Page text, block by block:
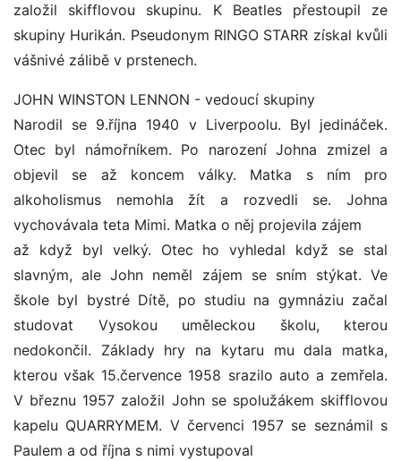
založil skifflovou skupinu. K Beatles přestoupil ze
skupiny Hurikán. Pseudonym RINGO STARR získal kvůli
vášnivé zálibě v prstenech.
JOHN WINSTON LENNON - vedoucí skupiny
Narodil se 9.října 1940 v Liverpoolu. Byl jedináček.
Otec byl námořníkem. Po narození Johna zmizel a
objevil se až koncem války. Matka s ním pro
alkoholismus nemohla žít a rozvedli se. Johna
vychovávala teta Mimi. Matka o něj projevila zájem
až když byl velký. Otec ho vyhledal když se stal
slavným, ale John neměl zájem se sním stýkat. Ve
škole byl bystré Dítě, po studiu na gymnáziu začal
studovat Vysokou uměleckou školu, kterou
nedokončil. Základy hry na kytaru mu dala matka,
kterou však 15.července 1958 srazilo auto a zemřela.
V březnu 1957 založil John se spolužákem skifflovou
kapelu QUARRYMEM. V červenci 1957 se seznámil s
Paulem a od října s nimi vystupoval